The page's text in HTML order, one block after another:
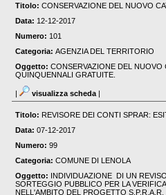
Titolo: CONSERVAZIONE DEL NUOVO
Data: 12-12-2017
Numero: 101
Categoria: AGENZIA DEL TERRITORIO
Oggetto: CONSERVAZIONE DEL NUOVO
QUINQUENNALI GRATUITE.
| visualizza scheda |
Titolo: REVISORE DEI CONTI SPRAR:
Data: 07-12-2017
Numero: 99
Categoria: COMUNE DI LENOLA
Oggetto: INDIVIDUAZIONE DI UN
SORTEGGIO PUBBLICO PER LA
NELL'AMBITO DEL PROGETTO